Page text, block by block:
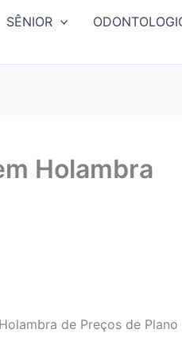
SÊNIOR
Holambra
de Preços de